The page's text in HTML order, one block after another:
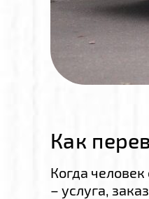
Как
Когда
– услуга,